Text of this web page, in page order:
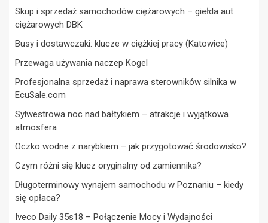
Skup i sprzedaż samochodów ciężarowych – giełda aut
ciężarowych DBK
Busy i dostawczaki: klucze w ciężkiej pracy (Katowice)
Przewaga używania naczep Kogel
Profesjonalna sprzedaż i naprawa sterowników silnika w
EcuSale.com
Sylwestrowa noc nad bałtykiem – atrakcje i wyjątkowa
atmosfera
Oczko wodne z narybkiem – jak przygotować środowisko?
Czym różni się klucz oryginalny od zamiennika?
Długoterminowy wynajem samochodu w Poznaniu – kiedy
się opłaca?
Iveco Daily 35s18 – Połączenie Mocy i Wydajności